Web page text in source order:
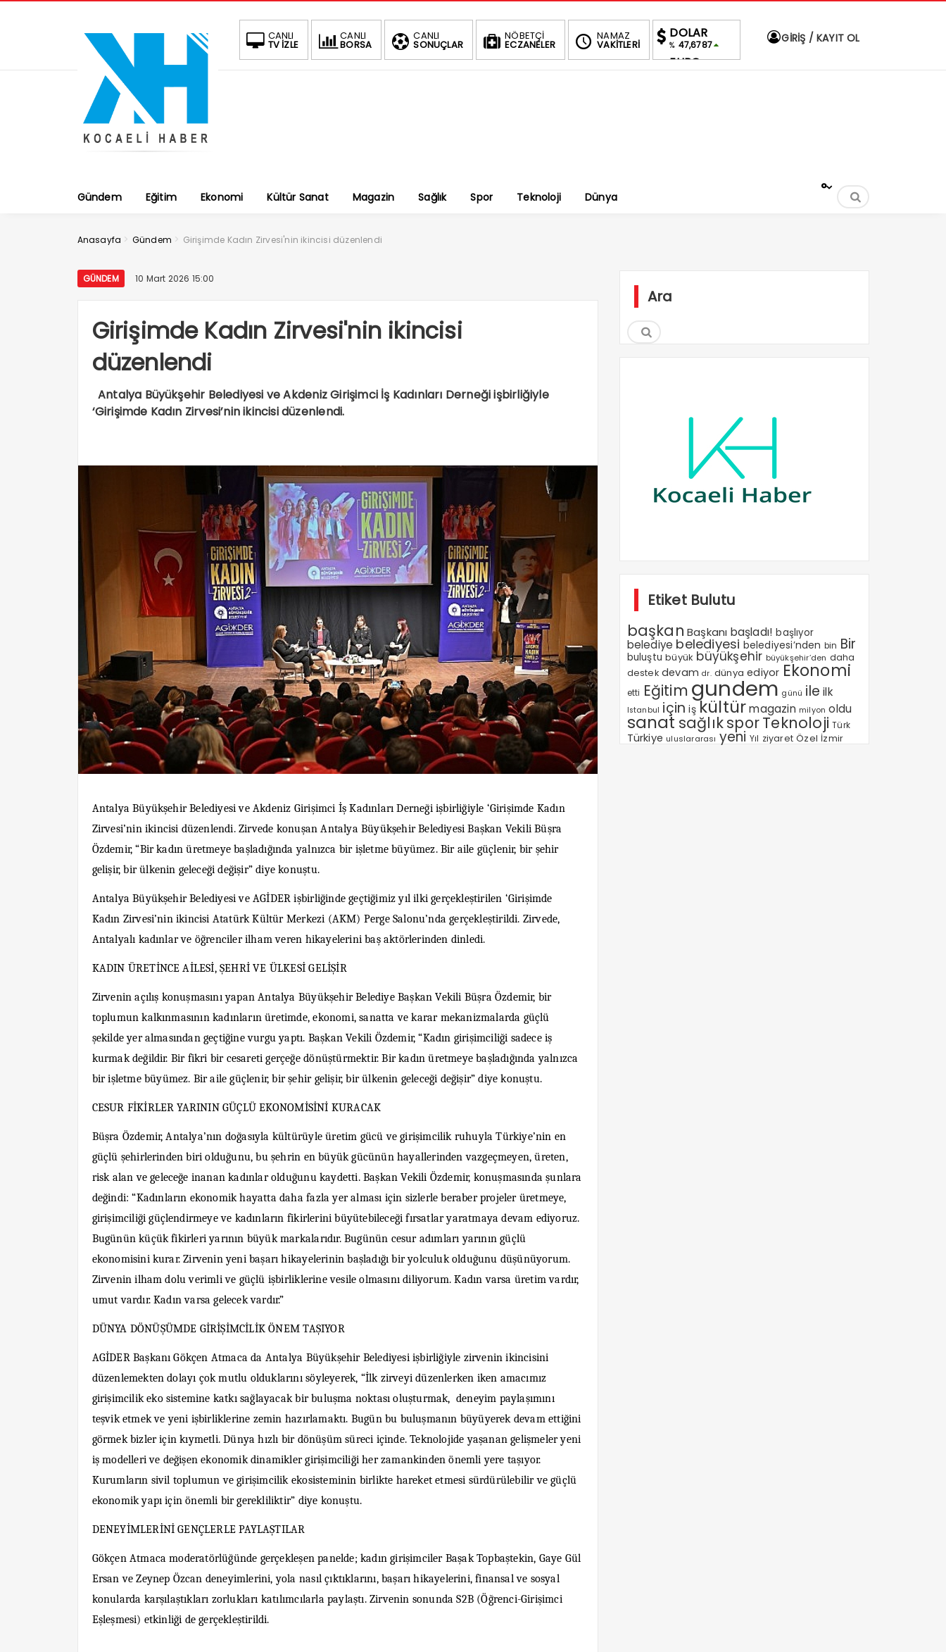
CANLI
TV İZLE
CANLI
BORSA
CANLI
SONUÇLAR
NÖBETÇİ
ECZANELER
NAMAZ
VAKİTLERİ
DOLAR
% 47,6787
EURO
GİRİŞ / KAYIT OL
Gündem Eğitim Ekonomi Kültür Sanat Magazin Sağlık Spor Teknoloji Dünya
°
Anasayfa > Gündem > Girişimde Kadın Zirvesi'nin ikincisi düzenlendi
GÜNDEM 10 Mart 2026 15:00
Girişimde Kadın Zirvesi'nin ikincisi
düzenlendi
Antalya Büyükşehir Belediyesi ve Akdeniz Girişimci İş Kadınları Derneği işbirliğiyle
‘Girişimde Kadın Zirvesi’nin ikincisi düzenlendi.
Antalya Büyükşehir Belediyesi ve Akdeniz Girişimci İş Kadınları Derneği işbirliğiyle ‘Girişimde Kadın
Zirvesi’nin ikincisi düzenlendi. Zirvede konuşan Antalya Büyükşehir Belediyesi Başkan Vekili Büşra
Özdemir, “Bir kadın üretmeye başladığında yalnızca bir işletme büyümez. Bir aile güçlenir, bir şehir
gelişir, bir ülkenin geleceği değişir” diye konuştu.
Antalya Büyükşehir Belediyesi ve AGİDER işbirliğinde geçtiğimiz yıl ilki gerçekleştirilen ‘Girişimde
Kadın Zirvesi’nin ikincisi Atatürk Kültür Merkezi (AKM) Perge Salonu’nda gerçekleştirildi. Zirvede,
Antalyalı kadınlar ve öğrenciler ilham veren hikayelerini baş aktörlerinden dinledi.
KADIN ÜRETİNCE AİLESİ, ŞEHRİ VE ÜLKESİ GELİŞİR
Zirvenin açılış konuşmasını yapan Antalya Büyükşehir Belediye Başkan Vekili Büşra Özdemir, bir
toplumun kalkınmasının kadınların üretimde, ekonomi, sanatta ve karar mekanizmalarda güçlü
şekilde yer almasından geçtiğine vurgu yaptı. Başkan Vekili Özdemir, “Kadın girişimciliği sadece iş
kurmak değildir. Bir fikri bir cesareti gerçeğe dönüştürmektir. Bir kadın üretmeye başladığında yalnızca
bir işletme büyümez. Bir aile güçlenir, bir şehir gelişir, bir ülkenin geleceği değişir” diye konuştu.
CESUR FİKİRLER YARININ GÜÇLÜ EKONOMİSİNİ KURACAK
Büşra Özdemir, Antalya’nın doğasıyla kültürüyle üretim gücü ve girişimcilik ruhuyla Türkiye’nin en
güçlü şehirlerinden biri olduğunu, bu şehrin en büyük gücünün hayallerinden vazgeçmeyen, üreten,
risk alan ve geleceğe inanan kadınlar olduğunu kaydetti. Başkan Vekili Özdemir, konuşmasında şunlara
değindi: “Kadınların ekonomik hayatta daha fazla yer alması için sizlerle beraber projeler üretmeye,
girişimciliği güçlendirmeye ve kadınların fikirlerini büyütebileceği fırsatlar yaratmaya devam ediyoruz.
Bugünün küçük fikirleri yarının büyük markalarıdır. Bugünün cesur adımları yarının güçlü
ekonomisini kurar. Zirvenin yeni başarı hikayelerinin başladığı bir yolculuk olduğunu düşünüyorum.
Zirvenin ilham dolu verimli ve güçlü işbirliklerine vesile olmasını diliyorum. Kadın varsa üretim vardır,
umut vardır. Kadın varsa gelecek vardır.”
DÜNYA DÖNÜŞÜMDE GİRİŞİMCİLİK ÖNEM TAŞIYOR
AGİDER Başkanı Gökçen Atmaca da Antalya Büyükşehir Belediyesi işbirliğiyle zirvenin ikincisini
düzenlemekten dolayı çok mutlu olduklarını söyleyerek, “İlk zirveyi düzenlerken iken amacımız
girişimcilik eko sistemine katkı sağlayacak bir buluşma noktası oluşturmak, deneyim paylaşımını
teşvik etmek ve yeni işbirliklerine zemin hazırlamaktı. Bugün bu buluşmanın büyüyerek devam ettiğini
görmek bizler için kıymetli. Dünya hızlı bir dönüşüm süreci içinde. Teknolojide yaşanan gelişmeler yeni
iş modelleri ve değişen ekonomik dinamikler girişimciliği her zamankinden önemli yere taşıyor.
Kurumların sivil toplumun ve girişimcilik ekosisteminin birlikte hareket etmesi sürdürülebilir ve güçlü
ekonomik yapı için önemli bir gerekliliktir” diye konuştu.
DENEYİMLERİNİ GENÇLERLE PAYLAŞTILAR
Gökçen Atmaca moderatörlüğünde gerçekleşen panelde; kadın girişimciler Başak Topbaştekin, Gaye Gül
Ersan ve Zeynep Özcan deneyimlerini, yola nasıl çıktıklarını, başarı hikayelerini, finansal ve sosyal
konularda karşılaştıkları zorlukları katılımcılarla paylaştı. Zirvenin sonunda S2B (Öğrenci-Girişimci
Eşleşmesi) etkinliği de gerçekleştirildi.
Ara
Etiket Bulutu
başkan Başkanı başladı! başlıyor
belediye belediyesi belediyesi’nden bin Bir
buluştu büyük büyükşehir büyükşehir’den daha
destek devam dr. dünya ediyor Ekonomi
etti Eğitim gundem günü ile ilk
Istanbul için iş kültür magazin milyon oldu
sanat sağlıksporTeknoloji Türk
Türkiye uluslararası yeni Yıl ziyaret Özel İzmir